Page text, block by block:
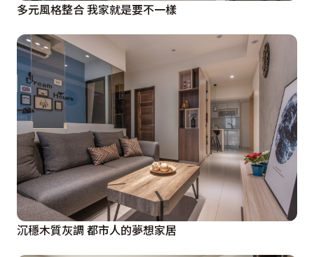
多元風格整合 我家就是要不一樣
沉穩木質灰調 都市人的夢想家居